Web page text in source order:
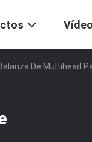
De Multihead